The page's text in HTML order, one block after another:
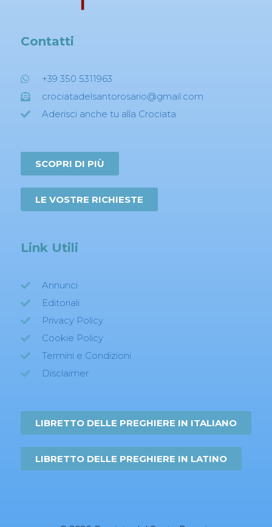
Contatti
+39 350 5311963
crociatadelsantorosario@gmail.com
Aderisci anche tu alla Crociata
SCOPRI DI PIÙ
LE VOSTRE RICHIESTE
Link Utili
Annunci
Editoriali
Privacy Policy
Cookie Policy
Termini e Condizioni
Disclaimer
LIBRETTO DELLE PREGHIERE IN ITALIANO
LIBRETTO DELLE PREGHIERE IN LATINO